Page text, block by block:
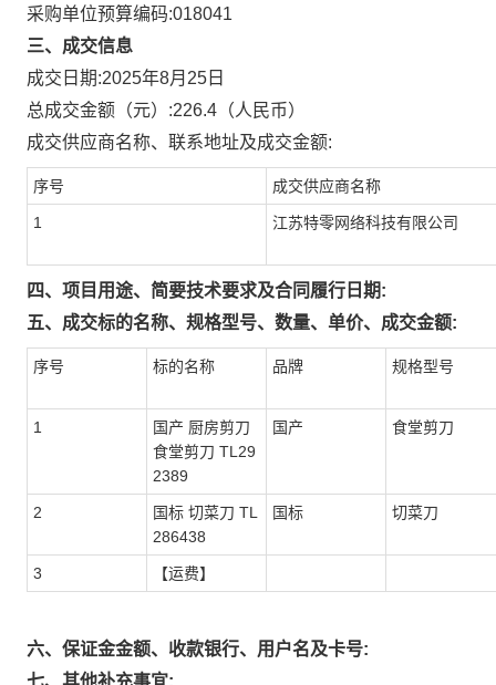
采购单位预算编码:018041
三、成交信息
成交日期:2025年8月25日
总成交金额（元）:226.4 （人民币）
成交供应商名称、联系地址及成交金额:
序号 成交供应商名称
1 江苏特零网络科技有限公司
四、项目用途、简要技术要求及合同履行日期:
五、成交标的名称、规格型号、数量、单价、成交金额:
序号 标的名称 品牌 规格型号
1
国产 厨房剪刀
食堂剪刀 TL29
2389
国产 食堂剪刀
2
国标 切菜刀 TL
286438
国标 切菜刀
3 【运费】
六、保证金金额、收款银行、用户名及卡号:
七、其他补充事宜: